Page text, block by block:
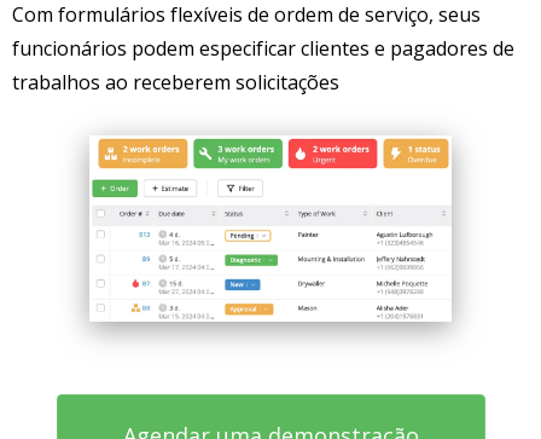
Com formulários flexíveis de ordem de serviço, seus
funcionários podem especificar clientes e pagadores de
trabalhos ao receberem solicitações